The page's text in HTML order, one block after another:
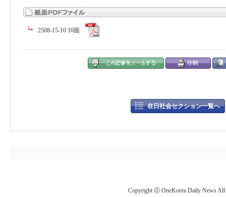
2508-15-10 10面
在日社会セクション一覧へ
Copyright ⓒ OneKorea Daily News All